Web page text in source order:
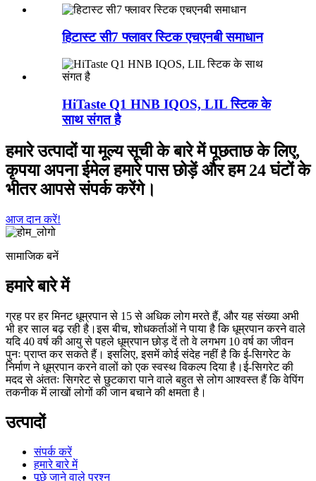
हिटास्ट सी7 फ्लावर स्टिक एचएनबी समाधान
HiTaste Q1 HNB IQOS, LIL स्टिक के
साथ संगत है
हमारे उत्पादों या मूल्य सूची के बारे में पूछताछ के लिए,
कृपया अपना ईमेल हमारे पास छोड़ें और हम 24 घंटों के
भीतर आपसे संपर्क करेंगे।
आज दान करें!
सामाजिक बनें
हमारे बारे में
ग्रह पर हर मिनट धूम्रपान से 15 से अधिक लोग मरते हैं, और यह संख्या अभी
भी हर साल बढ़ रही है।इस बीच, शोधकर्ताओं ने पाया है कि धूम्रपान करने वाले
यदि 40 वर्ष की आयु से पहले धूम्रपान छोड़ दें तो वे लगभग 10 वर्ष का जीवन
पुनः प्राप्त कर सकते हैं। इसलिए, इसमें कोई संदेह नहीं है कि ई-सिगरेट के
निर्माण ने धूम्रपान करने वालों को एक स्वस्थ विकल्प दिया है।ई-सिगरेट की
मदद से अंततः सिगरेट से छुटकारा पाने वाले बहुत से लोग आश्वस्त हैं कि वेपिंग
तकनीक में लाखों लोगों की जान बचाने की क्षमता है।
उत्पादों
संपर्क करें
हमारे बारे में
पूछे जाने वाले प्रश्न